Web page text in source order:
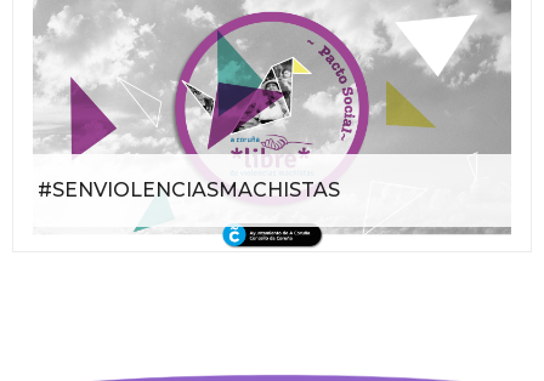
#SENVIOLENCIASMACHISTAS